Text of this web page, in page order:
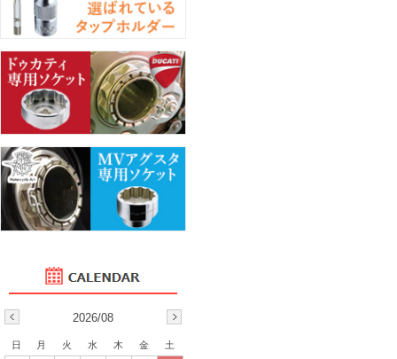
2026/08
日 月 火 水 木 金
土